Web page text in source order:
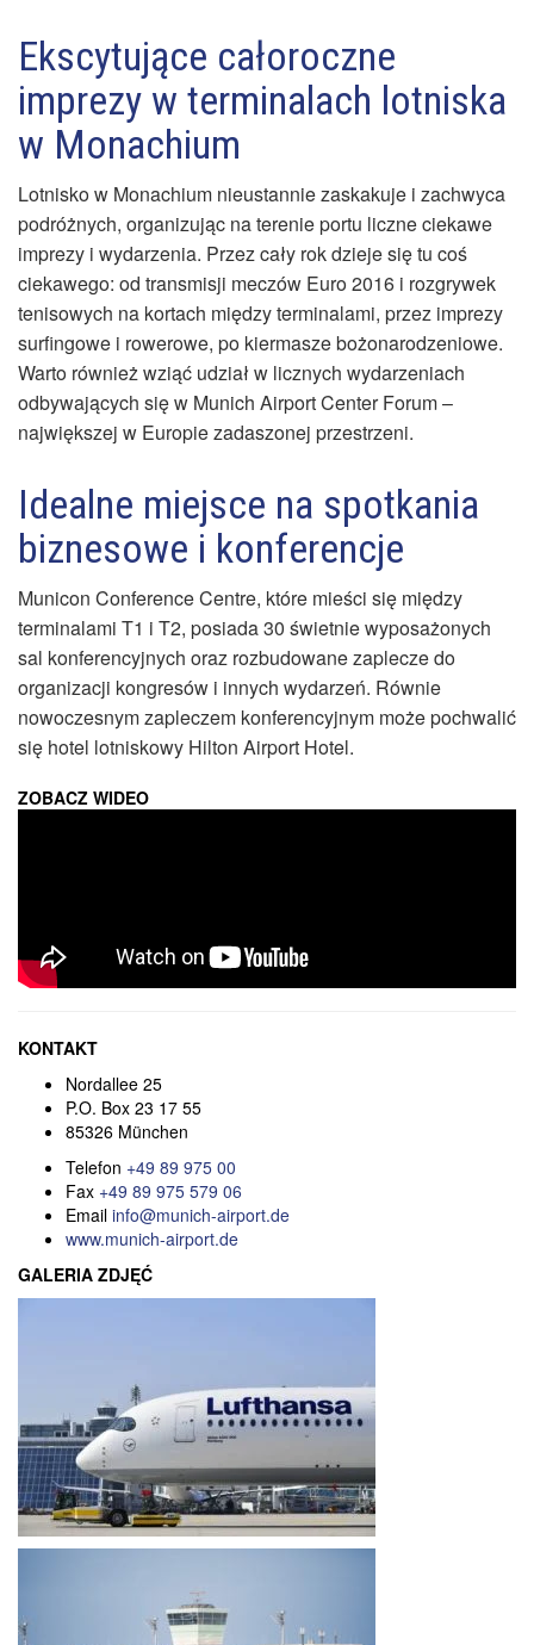
Ekscytujące całoroczne
imprezy w terminalach lotniska
w Monachium
Lotnisko w Monachium nieustannie zaskakuje i zachwyca
podróżnych, organizując na terenie portu liczne ciekawe
imprezy i wydarzenia. Przez cały rok dzieje się tu coś
ciekawego: od transmisji meczów Euro 2016 i rozgrywek
tenisowych na kortach między terminalami, przez imprezy
surfingowe i rowerowe, po kiermasze bożonarodzeniowe.
Warto również wziąć udział w licznych wydarzeniach
odbywających się w Munich Airport Center Forum –
największej w Europie zadaszonej przestrzeni.
Idealne miejsce na spotkania
biznesowe i konferencje
Municon Conference Centre, które mieści się między
terminalami T1 i T2, posiada 30 świetnie wyposażonych
sal konferencyjnych oraz rozbudowane zaplecze do
organizacji kongresów i innych wydarzeń. Równie
nowoczesnym zapleczem konferencyjnym może pochwalić
się hotel lotniskowy Hilton Airport Hotel.
ZOBACZ WIDEO
KONTAKT
Nordallee 25
P.O. Box 23 17 55
85326 München
Telefon +49 89 975 00
Fax +49 89 975 579 06
Email info@munich-airport.de
www.munich-airport.de
GALERIA ZDJĘĆ